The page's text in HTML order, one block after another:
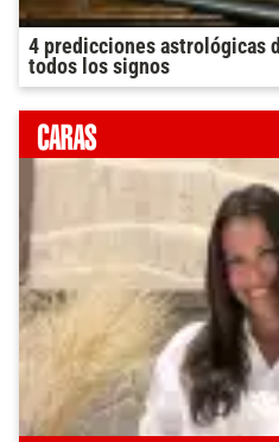
4 predicciones astrológicas
todos los signos